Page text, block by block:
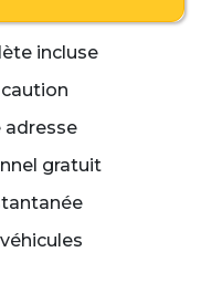
incluse
adresse
gratuit